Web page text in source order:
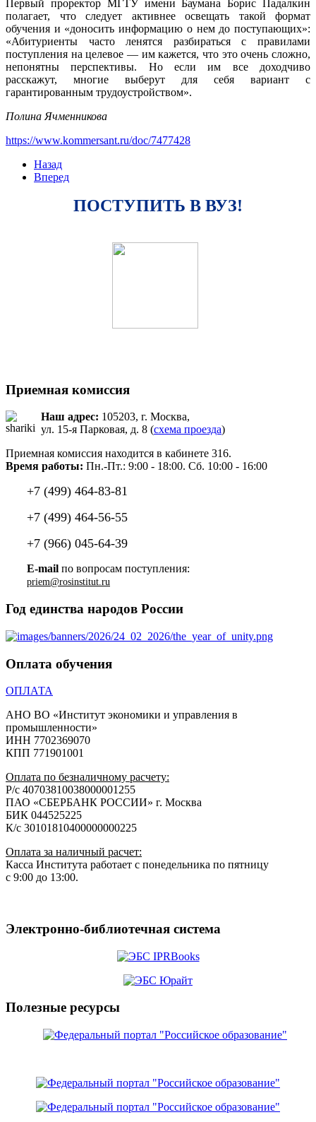
Первый проректор МГТУ имени Баумана Борис Падалкин
полагает, что следует активнее освещать такой формат
обучения и «доносить информацию о нем до поступающих»:
«Абитуриенты часто ленятся разбираться с правилами
поступления на целевое — им кажется, что это очень сложно,
непонятны перспективы. Но если им все доходчиво
расскажут, многие выберут для себя вариант с
гарантированным трудоустройством».
Полина Ячменникова
https://www.kommersant.ru/doc/7477428
Назад
Вперед
ПОСТУПИТЬ В ВУЗ!
Приемная комиссия
Наш адрес: 105203, г. Москва,
ул. 15-я Парковая, д. 8 (схема проезда)
Приемная комиссия находится в кабинете 316.
Время работы: Пн.-Пт.: 9:00 - 18:00. Сб. 10:00 - 16:00
+7 (499) 464-83-81
+7 (499) 464-56-55
+7 (966) 045-64-39
E-mail по вопросам поступления:
Год единства народов России
Оплата обучения
ОПЛАТА
АНО ВО «Институт экономики и управления в
промышленности»
ИНН 7702369070
КПП 771901001
Оплата по безналичному расчету:
Р/с 40703810038000001255
ПАО «СБЕРБАНК РОССИИ» г. Москва
БИК 044525225
К/с 30101810400000000225
Оплата за наличный расчет:
Касса Института работает с понедельника по пятницу
с 9:00 до 13:00.
Электронно-библиотечная система
Полезные ресурсы